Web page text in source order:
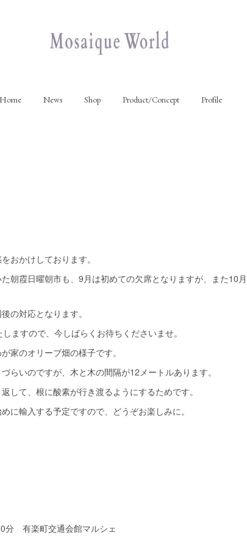
Home News Shop Product/Concept Profile
おかけしております。
朝霞日曜朝市も、9月は初めての欠席となりますが、また10
の対応となります。
ますので、今しばらくお待ちくださいませ。
家のオリーブ畑の様子です。
らいのですが、木と木の間隔が12メートルあります。
して、根に酸素が行き渡るようにするためです。
に輸入する予定ですので、どうぞお楽しみに。
分 有楽町交通会館マルシェ